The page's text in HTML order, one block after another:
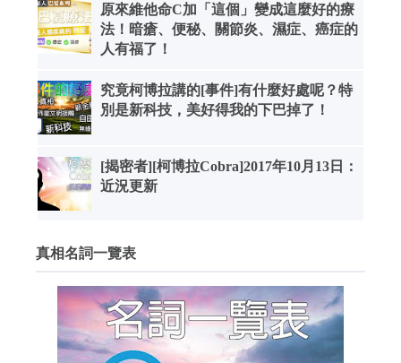
原來維他命C加「這個」變成這麼好的療
法！暗瘡、便秘、關節炎、濕症、癌症的
人有福了！
究竟柯博拉講的[事件]有什麼好處呢？特
別是新科技，美好得我的下巴掉了！
[揭密者][柯博拉Cobra]2017年10月13日：
近況更新
真相名詞一覽表